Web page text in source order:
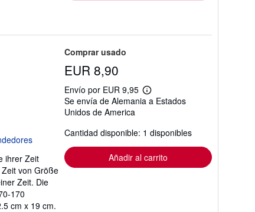
ihrer Zeit
von Größe
Zeit. Die
170
cm x 19 cm.
Comprar usado
EUR 8,90
Envío por EUR 9,95
Más
información
tarifas
de
envío
Se envía de Alemania a Estados
Unidos de America
Cantidad disponible: 1 disponibles
Añadir al carrito